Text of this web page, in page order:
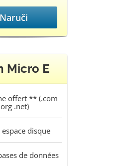
Micro E
offert ** (.com
.net)
espace disque
de données